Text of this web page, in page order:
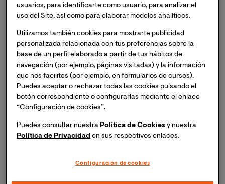
envejecimiento.
90 ECTS Online Oct. 2026
Plazas limitadas
usuarios, para identificarte como usuario, para analizar el
uso del Site, así como para elaborar modelos analíticos.
Utilizamos también cookies para mostrarte publicidad
personalizada relacionada con tus preferencias sobre la
base de un perfil elaborado a partir de tus hábitos de
navegación (por ejemplo, páginas visitadas) y la información
que nos facilites (por ejemplo, en formularios de cursos).
Puedes aceptar o rechazar todas las cookies pulsando el
botón correspondiente o configurarlas mediante el enlace
“Configuración de cookies”.
Puedes consultar nuestra Política de Cookies y nuestra
Política de Privacidad en sus respectivos enlaces.
Configuración de cookies